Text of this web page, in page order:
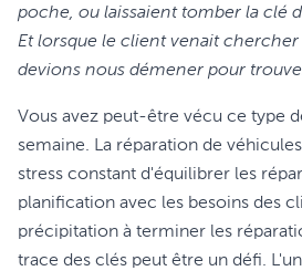
poche, ou laissaient tomber la clé
Et lorsque le client venait
devions nous démener pour
Vous avez peut-être vécu ce type
semaine. La réparation de
stress constant d'équilibrer les
planification avec les besoins des
précipitation à terminer les
trace des clés peut être un défi.